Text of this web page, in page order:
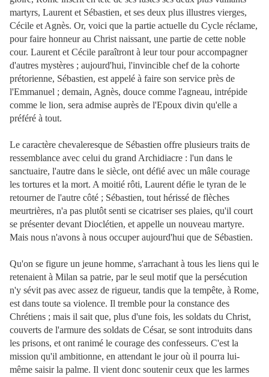
martyrs, Laurent et Sébastien, et ses deux plus illustres vierges,
Cécile et Agnès. Or, voici que la partie actuelle du Cycle réclame,
pour faire honneur au Christ naissant, une partie de cette noble
cour. Laurent et Cécile paraîtront à leur tour pour accompagner
d'autres mystères ; aujourd'hui, l'invincible chef de la cohorte
prétorienne, Sébastien, est appelé à faire son service près de
l'Emmanuel ; demain, Agnès, douce comme l'agneau, intrépide
comme le lion, sera admise auprès de l'Epoux divin qu'elle a
préféré à tout.
Le caractère chevaleresque de Sébastien offre plusieurs traits de
ressemblance avec celui du grand Archidiacre : l'un dans le
sanctuaire, l'autre dans le siècle, ont défié avec un mâle courage
les tortures et la mort. A moitié rôti, Laurent défie le tyran de le
retourner de l'autre côté ; Sébastien, tout hérissé de flèches
meurtrières, n'a pas plutôt senti se cicatriser ses plaies, qu'il court
se présenter devant Dioclétien, et appelle un nouveau martyre.
Mais nous n'avons à nous occuper aujourd'hui que de Sébastien.
Qu'on se figure un jeune homme, s'arrachant à tous les liens qui le
retenaient à Milan sa patrie, par le seul motif que la persécution
n'y sévit pas avec assez de rigueur, tandis que la tempête, à Rome,
est dans toute sa violence. Il tremble pour la constance des
Chrétiens ; mais il sait que, plus d'une fois, les soldats du Christ,
couverts de l'armure des soldats de César, se sont introduits dans
les prisons, et ont ranimé le courage des confesseurs. C'est la
mission qu'il ambitionne, en attendant le jour où il pourra lui-
même saisir la palme. Il vient donc soutenir ceux que les larmes